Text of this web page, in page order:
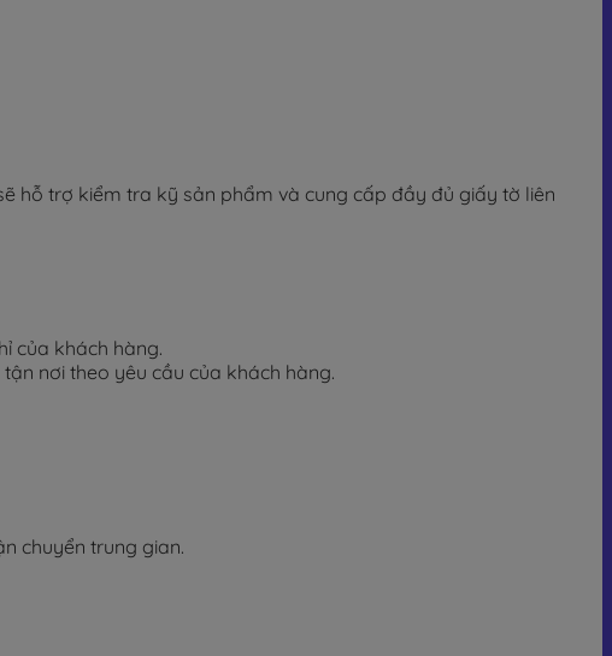
hỗ trợ kiểm tra kỹ sản phẩm và cung cấp đầy đủ giấy tờ liên
của khách hàng.
nơi theo yêu cầu của khách hàng.
chuyển trung gian.